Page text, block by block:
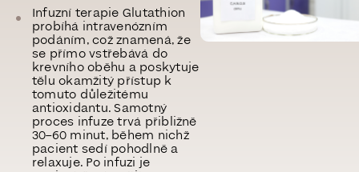
Infuzní terapie Glutathion
probíhá intravenózním
podáním, což znamená, že
se přímo vstřebává do
krevního oběhu a poskytuje
tělu okamžitý přístup k
tomuto důležitému
antioxidantu. Samotný
proces infuze trvá přibližně
30–60 minut, během nichž
pacient sedí pohodlně a
relaxuje. Po infuzi je